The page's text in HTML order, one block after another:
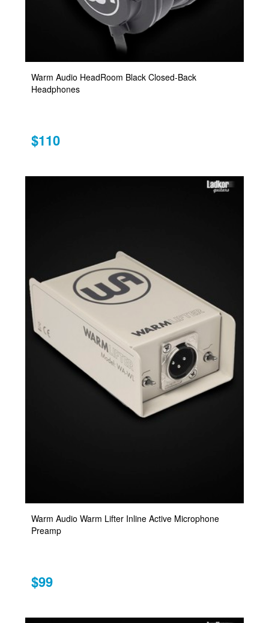
Warm Audio HeadRoom Black Closed-Back
Headphones
$110
Warm Audio Warm Lifter Inline Active Microphone
Preamp
$99